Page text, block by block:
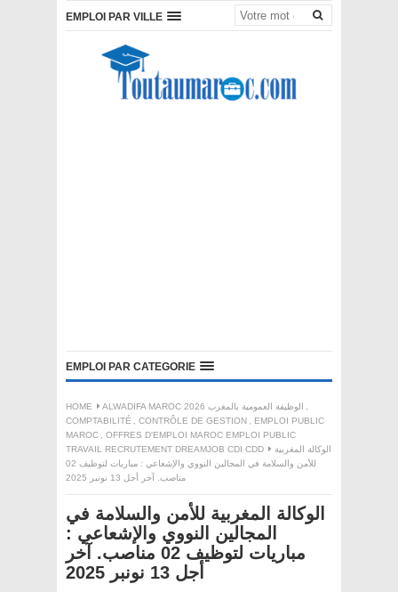
EMPLOI PAR VILLE
EMPLOI PAR CATEGORIE
HOME ALWADIFA MAROC 2026 الوظيفة العمومية بالمغرب
,
COMPTABILITÉ , CONTRÔLE DE GESTION , EMPLOI PUBLIC
MAROC , OFFRES D'EMPLOI MAROC EMPLOI PUBLIC
TRAVAIL RECRUTEMENT DREAMJOB CDI CDD
الوكالة المغربية
للأمن والسلامة في المجالين النووي والإشعاعي : مباريات لتوظيف 02
مناصب. آخر أجل 13 نونبر 2025
الوكالة المغربية للأمن والسلامة في
المجالين النووي والإشعاعي :
مباريات لتوظيف 02 مناصب. آخر
أجل 13 نونبر 2025